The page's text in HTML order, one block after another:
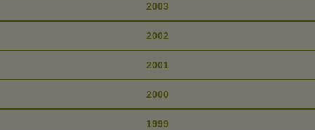
2003
2002
2001
2000
1999